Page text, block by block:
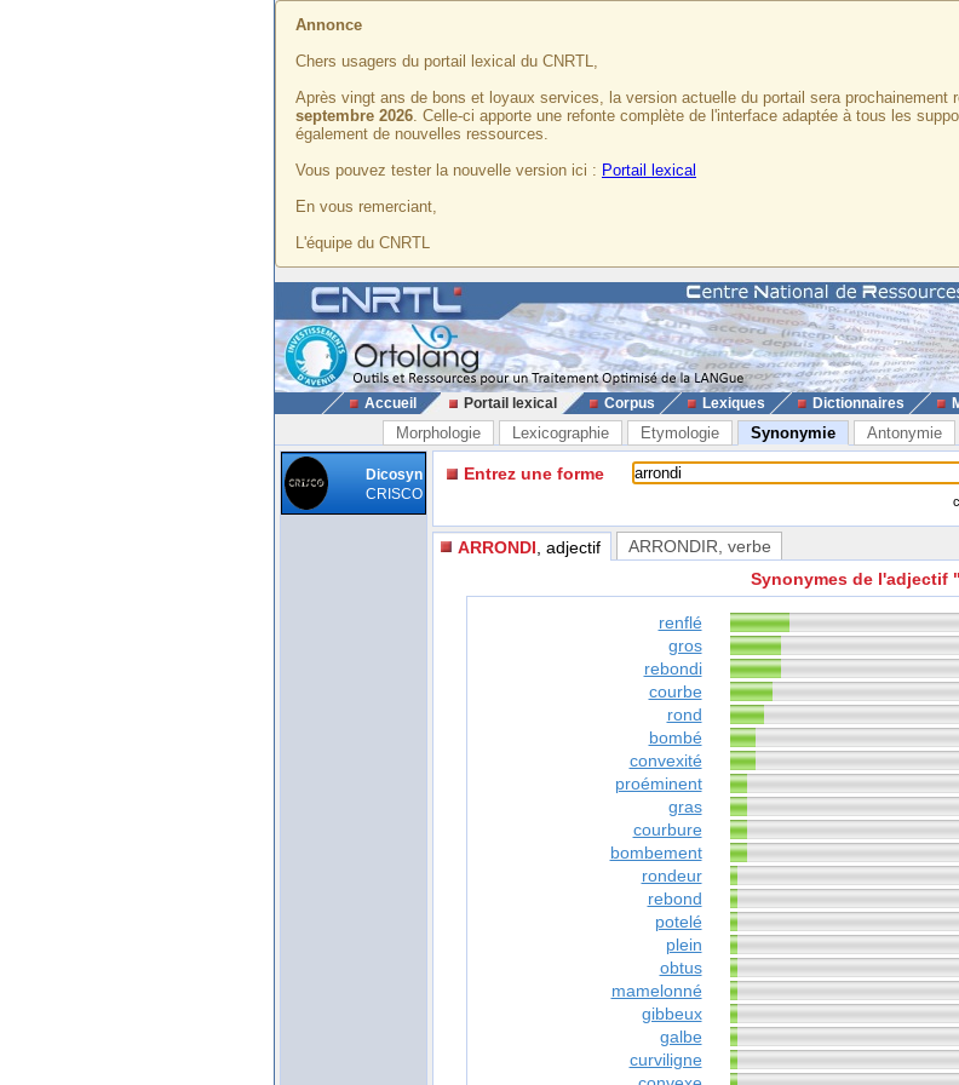
Annonce
Chers usagers du portail lexical du CNRTL,
Après vingt ans de bons et loyaux services, la version actuelle du portail sera prochainement
septembre 2026. Celle-ci apporte une refonte complète de l'interface adaptée à tous les
également de nouvelles ressources.
Vous pouvez tester la nouvelle version ici : Portail lexical
En vous remerciant,
L'équipe du CNRTL
Accueil Portail lexical Corpus Lexiques Dictionnaires
Morphologie Lexicographie Etymologie Synonymie Antonymie
Dicosyn
CRISCO
Entrez une forme
ARRONDI , adjectif ARRONDIR , verbe
Synonymes de l'adjectif
renflé
gros
rebondi
courbe
rond
bombé
convexité
proéminent
gras
courbure
bombement
rondeur
rebond
potelé
plein
obtus
mamelonné
gibbeux
galbe
curviligne